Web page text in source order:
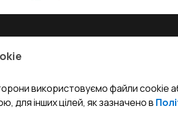
undefined(undefined)
використовуємо файли cookie
для інших цілей, як зазначено в